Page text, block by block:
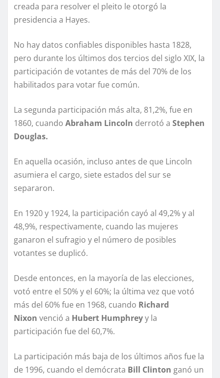
creada para resolver el pleito le otorgó la
presidencia a Hayes.
No hay datos confiables disponibles hasta 1828,
pero durante los últimos dos tercios del siglo XIX, la
participación de votantes de más del 70% de los
habilitados para votar fue común.
La segunda participación más alta, 81,2%, fue en
1860, cuando Abraham Lincoln derrotó a Stephen
Douglas.
En aquella ocasión, incluso antes de que Lincoln
asumiera el cargo, siete estados del sur se
separaron.
En 1920 y 1924, la participación cayó al 49,2% y al
48,9%, respectivamente, cuando las mujeres
ganaron el sufragio y el número de posibles
votantes se duplicó.
Desde entonces, en la mayoría de las elecciones,
votó entre el 50% y el 60%; la última vez que votó
más del 60% fue en 1968, cuando Richard
Nixon venció a Hubert Humphreyy la
participación fue del 60,7%.
La participación más baja de los últimos años fue la
de 1996, cuando el demócrata Bill Clinton ganó un